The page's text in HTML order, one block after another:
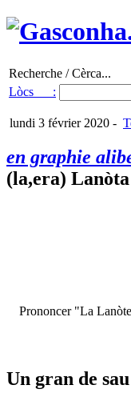
Recherche / Cèrca...
Lòcs :
lundi 3 février 2020 -
en graphie
(la,era) Lanòta
Prononcer "La
Un gran de